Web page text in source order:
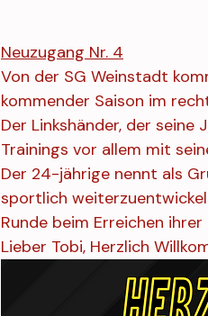
Neuzugang Nr. 4
Von der SG Weinstadt
kommender Saison im
Der Linkshänder, der
Trainings vor allem mit
Der 24-jährige nennt als
sportlich
Runde beim Erreichen
Lieber Tobi, Herzlich